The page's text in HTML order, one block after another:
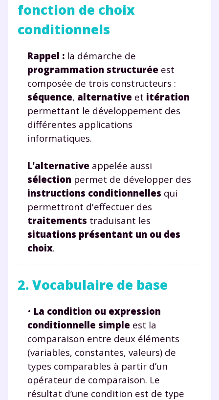
fonction de choix
conditionnels
Rappel : la démarche de
programmation structurée est
composée de trois constructeurs :
séquence, alternative et itération
permettant le développement des
différentes applications
informatiques.
L'alternative appelée aussi
sélection permet de développer des
instructions conditionnelles qui
permettront d'effectuer des
traitements traduisant les
situations présentant un ou des
choix.
2. Vocabulaire de base
• La condition ou expression
conditionnelle simple est la
comparaison entre deux éléments
(variables, constantes, valeurs) de
types comparables à partir d’un
opérateur de comparaison. Le
résultat d’une condition est de type